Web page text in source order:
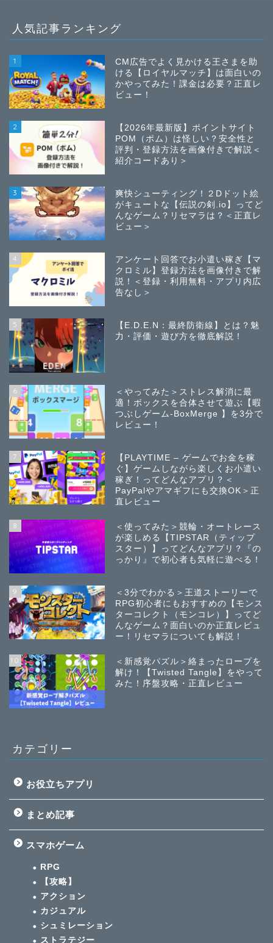
人気記事ランキング
1
CM広告でよく見かける王さまを助
ける【ロイヤルマッチ】は面白いの
かやってみた！課金は必要？正直レ
ビュー！
2
【2026年最新版】ポイントサイト
POM（ポム）は怪しい？安全性と
評判・登録方法を画像付きで解説＜
紹介コードあり＞
3
爽快シューティング！２Dドット絵
がキュートな【伝説の剣.io】ってど
んなゲーム？リセマラは？＜正直レ
ビュー＞
4
アンケート回答でお小遣い稼ぎ【マ
クロミル】登録方法を画像付きで解
説！＜登録・利用無料・アプリ内広
告なし＞
5
【E.D.E.N：最終防衛線】とは？魅
力・評価・遊び方を徹底解説！
6
＜やってみた＞ストレス解消に最
適！ボックスを合体させて遊ぶ【暇
つぶしゲーム-BoxMerge 】を3分で
レビュー！
7
【PLAYTIME – ゲームでお金を稼
ぐ】ゲームしながら楽しくお小遣い
稼ぎ！ってどんなアプリ？＜
PayPalやアマギフにも交換OK＞正
直レビュー
8
＜使ってみた＞競輪・オートレース
が楽しめる【TIPSTAR（ティップ
スター）】ってどんなアプリ？『の
っかり』で初心者も気軽に遊べる！
9
＜3分でわかる＞王道ストーリーで
RPG初心者にもおすすめの【モンス
ターコレクト（モンコレ）】ってど
んなゲーム？面白いのか正直レビュ
ー！リセマラについても解説！
10
＜新感覚パズル＞絡まったロープを
解け！【Twisted Tangle】をやって
みた！序盤攻略・正直レビュー
カテゴリー
お役立ちアプリ
まとめ記事
スマホゲーム
RPG
【攻略】
アクション
カジュアル
シュミレーション
ストラテジー